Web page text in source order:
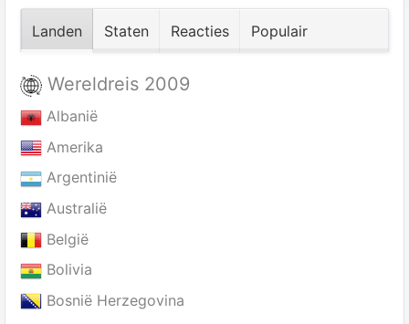
Landen Staten Reacties Populair
Wereldreis 2009
Albanië
Amerika
Argentinië
Australië
België
Bolivia
Bosnië Herzegovina